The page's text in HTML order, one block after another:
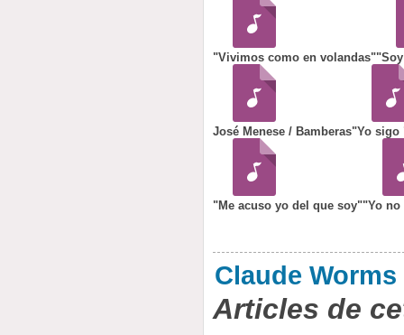
"Vivimos como en volandas"
José Menese / Bamberas"Yo sigo
"Me acuso yo del que soy""Yo
Claude Worms
Articles de